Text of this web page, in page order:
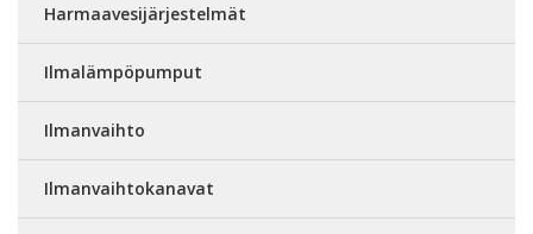
Harmaavesijärjestelmät
Ilmalämpöpumput
Ilmanvaihto
Ilmanvaihtokanavat